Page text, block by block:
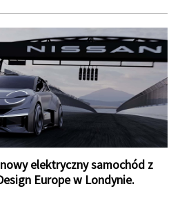
elektryczny samochód z
Europe w Londynie.